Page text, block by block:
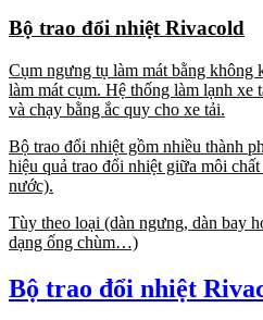
Bộ trao đổi nhiệt Rivacold
Cụm ngưng tụ làm mát bằng không
làm mát cụm. Hệ thống làm lạnh xe
và chạy bằng ắc quy cho xe tải.
Bộ trao đổi nhiệt gồm nhiều thành
hiệu quả trao đổi nhiệt giữa môi
nước).
Tùy theo loại (dàn ngưng, dàn bay
dạng ống chùm…)
Bộ trao đổi nhiệt